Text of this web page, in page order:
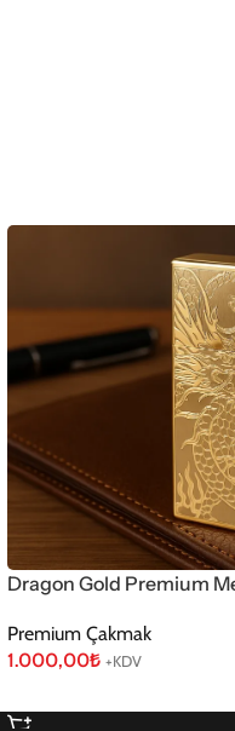
Dragon Gold Premium
Premium Çakmak
1.000,00₺ +KDV